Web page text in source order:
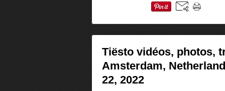
Tiësto vidéos, photos,
Amsterdam,
22, 2022